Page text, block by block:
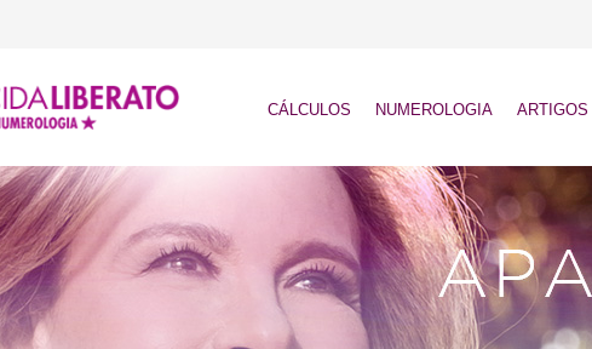
CÁLCULOS NUMEROLOGIA ARTIGOS